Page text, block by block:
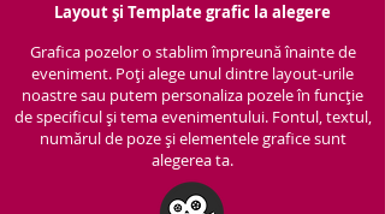
Layout și Template grafic la alegere
Grafica pozelor o stablim împreună înainte de
eveniment. Poți alege unul dintre layout-urile
noastre sau putem personaliza pozele în funcție
de specificul și tema evenimentului. Fontul, textul,
numărul de poze și elementele grafice sunt
alegerea ta.